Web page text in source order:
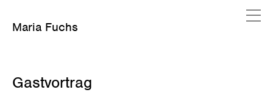
Maria Fuchs
Gastvortrag